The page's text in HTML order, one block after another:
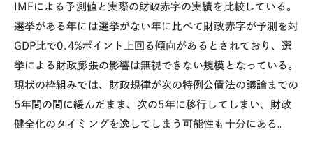
IMF による予測値と実際の財政赤字の実績を比較している。
選挙がある年には選挙がない年に比べて財政赤字が予測を対
GDP 比で0.4%ポイント上回る傾向があるとされており、選
挙による財政膨張の影響は無視できない規模となっている。
現状の枠組みでは、財政規律が次の特例公債法の議論までの
5年間の間に緩んだまま、次の5年に移行してしまい、財政
健全化のタイミングを逸してしまう可能性も十分にある。